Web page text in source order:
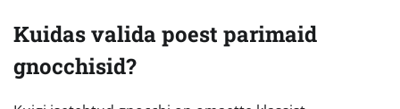
Kuidas valida poest parimaid
gnocchisid?